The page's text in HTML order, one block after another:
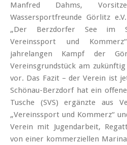
Manfred Dahms,
Wassersportfreunde Görlitz
„Der Berzdorfer See im
Vereinssport und
jahrelangen Kampf der
Vereinsgrundstück am
vor. Das Fazit – der Verein ist
Schönau-Berzdorf hat ein
Tusche (SVS) ergänzte aus
„Vereinssport und Kommerz“
Verein mit Jugendarbeit,
von einer kommerziellen